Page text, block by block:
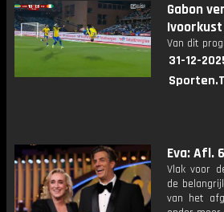
Gabon
Ivoorkust
Van dit
31-12-
Eva: Afl.
Vlak voor
de
van het